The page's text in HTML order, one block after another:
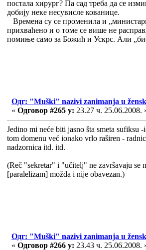
постала хирург? Па сад треба да се
добију неке несувисле кованице.
Времена су се променила и
прихваћено и о томе се више не
помиње само за Божић и Ускрс. Али
Одг: "Muški" nazivi zanimanja u
« Одговор #265 у: 23.27 ч. 25.06.2008.
Jedino mi neće biti jasno šta smeta sufiksu
tom domenu već ionako vrlo raširen -
nadzornica itd. itd.
(Reč "sekretar" i "učitelj" ne završavaju se
[paralelizam] možda i nije obavezan.)
Одг: "Muški" nazivi zanimanja u
« Одговор #266 у: 23.43 ч. 25.06.2008.